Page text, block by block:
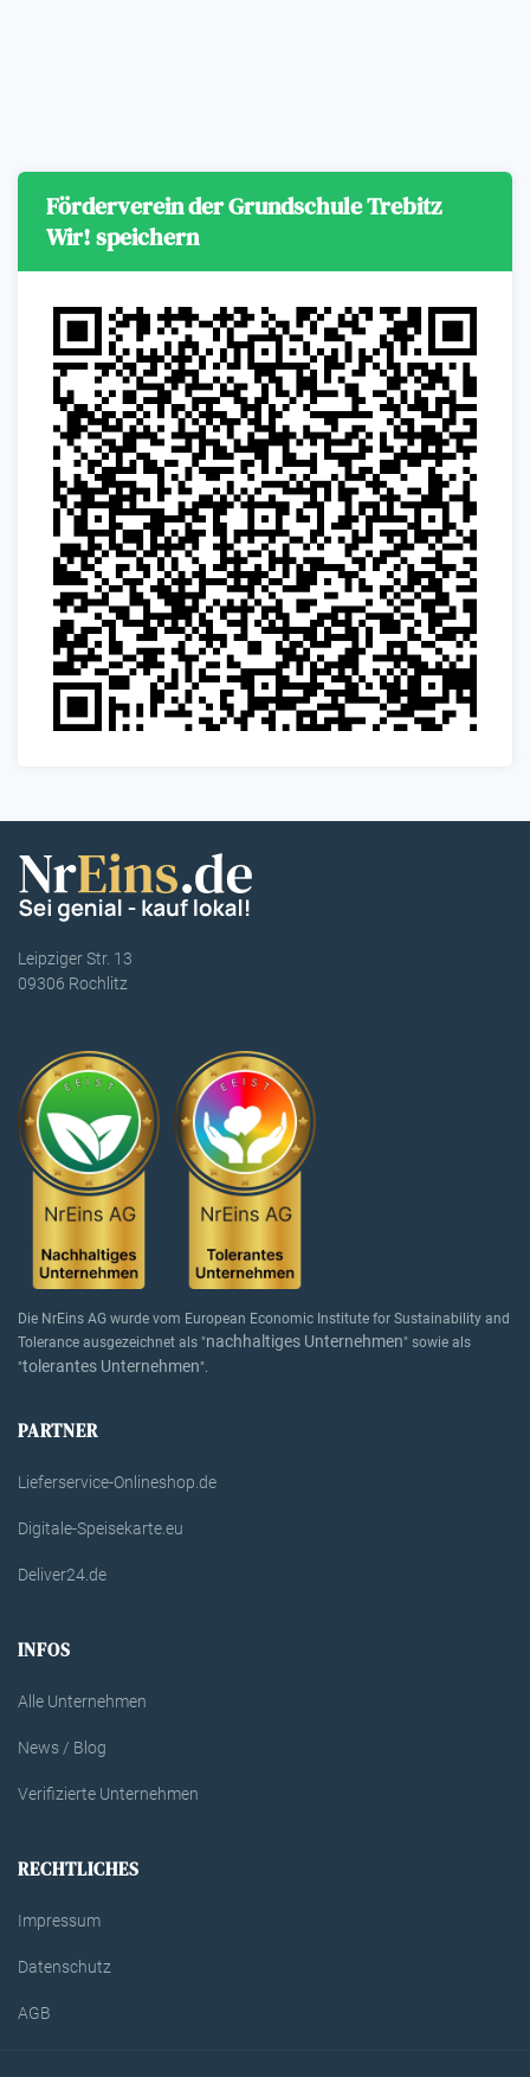
Förderverein der Grundschule Trebitz
Wir! speichern
Leipziger Str. 13
09306 Rochlitz
Die NrEins AG wurde vom European Economic Institute for Sustainability and
Tolerance ausgezeichnet als "nachhaltiges Unternehmen" sowie als
"tolerantes Unternehmen".
PARTNER
Lieferservice-Onlineshop.de
Digitale-Speisekarte.eu
Deliver24.de
INFOS
Alle Unternehmen
News / Blog
Verifizierte Unternehmen
RECHTLICHES
Impressum
Datenschutz
AGB